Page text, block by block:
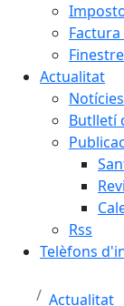
Actualitat
Notícies
Butlletí
Rss
Telèfons
Actualitat